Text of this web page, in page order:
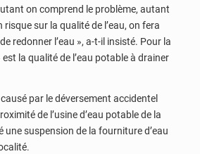
on comprend le problème, autant
sur la qualité de l’eau, on fera
redonner l’eau », a-t-il insisté. Pour la
est la qualité de l’eau potable à drainer
par le déversement accidentel
de l’usine d’eau potable de la
une suspension de la fourniture d’eau